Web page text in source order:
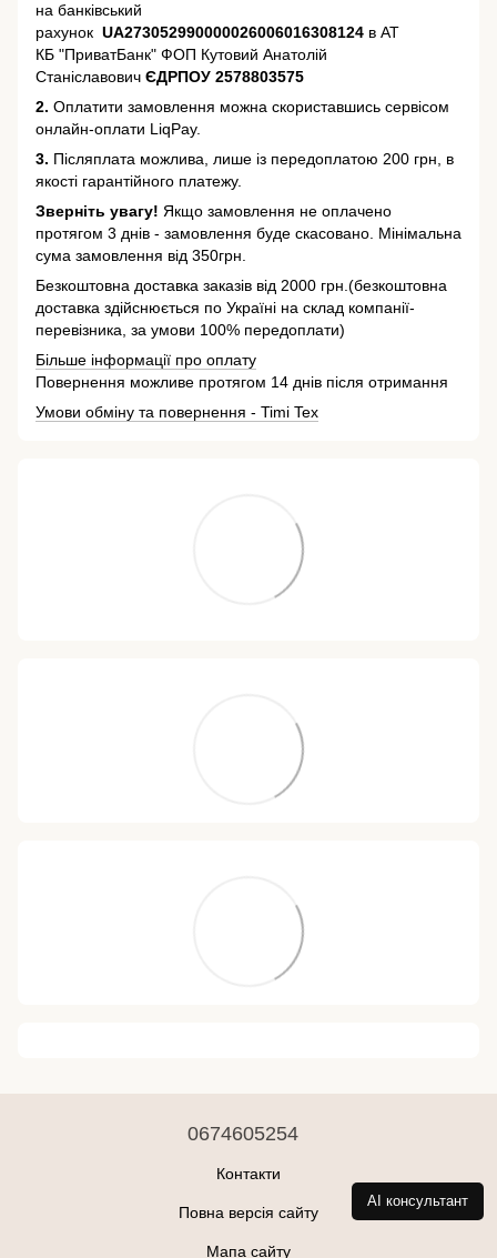
на банківський
рахунок UA273052990000026006016308124 в АТ
КБ "ПриватБанк" ФОП Кутовий Анатолій
Станіславович ЄДРПОУ 2578803575
2. Оплатити замовлення можна скориставшись сервісом
онлайн-оплати LiqPay.
3. Післяплата можлива, лише із передоплатою 200 грн, в
якості гарантійного платежу.
Зверніть увагу! Якщо замовлення не оплачено
протягом 3 днів - замовлення буде скасовано. Мінімальна
сума замовлення від 350грн.
Безкоштовна доставка заказів від 2000 грн.(безкоштовна
доставка здійснюється по Україні на склад компанії-
перевізника, за умови 100% передоплати)
Більше інформації про оплату
Повернення можливе протягом 14 днів після отримання
Умови обміну та повернення - Timi Tex
0674605254
Контакти
Повна версія сайту
Мапа сайту
AI консультант